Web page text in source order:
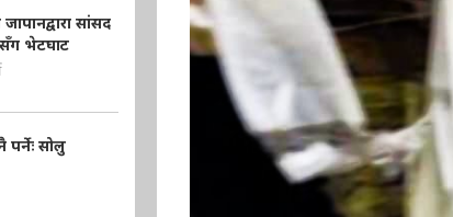
सांसद
भेटघाट
पर्नेः सोलु